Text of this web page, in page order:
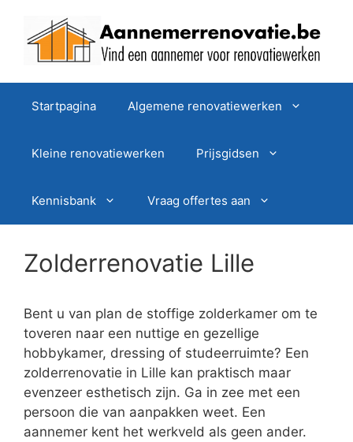
Startpagina Algemene renovatiewerken
Kleine renovatiewerken Prijsgidsen
Kennisbank Vraag offertes aan
Zolderrenovatie Lille
Bent u van plan de stoffige zolderkamer om te
toveren naar een nuttige en gezellige
hobbykamer, dressing of studeerruimte? Een
zolderrenovatie in Lille kan praktisch maar
evenzeer esthetisch zijn. Ga in zee met een
persoon die van aanpakken weet. Een
aannemer kent het werkveld als geen ander.